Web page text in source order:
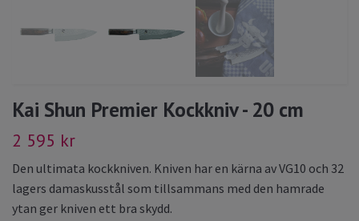
Kai Shun Premier Kockkniv - 20 cm
2 595 kr
Den ultimata kockkniven. Kniven har en kärna av VG10 och 32
lagers damaskusstål som tillsammans med den hamrade
ytan ger kniven ett bra skydd.